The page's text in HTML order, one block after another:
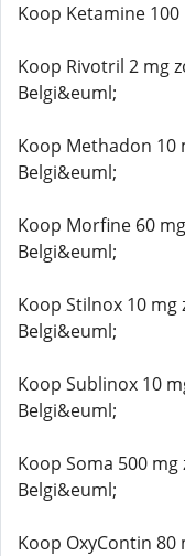
Koop Ketamine
Koop Rivotril 2 mg
Belgi&euml;
Koop Methadon 10
Belgi&euml;
Koop Morfine 60
Belgi&euml;
Koop Stilnox 10
Belgi&euml;
Koop Sublinox 10
Belgi&euml;
Koop Soma 500
Belgi&euml;
Koop OxyContin